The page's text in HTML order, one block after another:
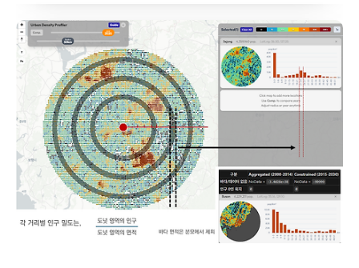
로 가는가 : 인구이동 2015전국적으로 한 해에 약 600만 건 정도의 이
사를 한다 2015년 기준으로 전국에는 약 5100만 명의 사람들이 1950
만 가구를 이루어 살고 있었다. 그리고 한 해 동안 그 중 약 1070만 명
이 거주지를 옮겼다.www.vw-lab.com Previously, 인구 이동 시각
화... 지난 회차 복기 버젼처럼 조금 언급해보자면.... 우리는 이사하면서
전입신고를 하는데 이 데이터는 전수가 통계청 MDIS에서 한 해에 한번
씩 개방된다. 물론 상세주소는 아니고 읍면동 단위다. ..